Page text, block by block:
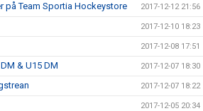
Team Sportia Hockeystore 2017-12-12 21:56
2017-12-10 18:23
2017-12-08 17:51
& U15 DM 2017-12-07 18:30
2017-12-07 18:22
2017-12-05 20:34